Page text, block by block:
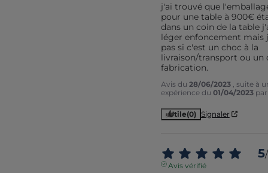
j'ai trouvé que
pour une table à 900€
dans un coin de la table
léger enfoncement mais
pas si c'est un choc à la
livraison/transport ou un
fabrication.
Avis du 28/06/2023
, suite à
expérience du 01/04/2023
Utile(0) Signaler
5/
Avis vérifié